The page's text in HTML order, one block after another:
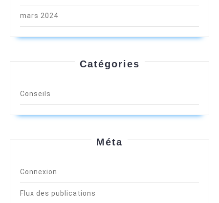
mars 2024
Catégories
Conseils
Méta
Connexion
Flux des publications